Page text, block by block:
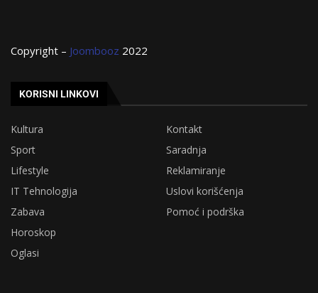
Copyright – Joombooz 2022
KORISNI LINKOVI
Kultura
Kontakt
Sport
Saradnja
Lifestyle
Reklamiranje
IT Tehnologija
Uslovi korišćenja
Zabava
Pomoć i podrška
Horoskop
Oglasi